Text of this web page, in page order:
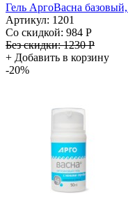
Гель АргоВасна
Артикул: 1201
Со скидкой: 984 Р
Без скидки:1230 Р
+ Добавить в корзину
-20%